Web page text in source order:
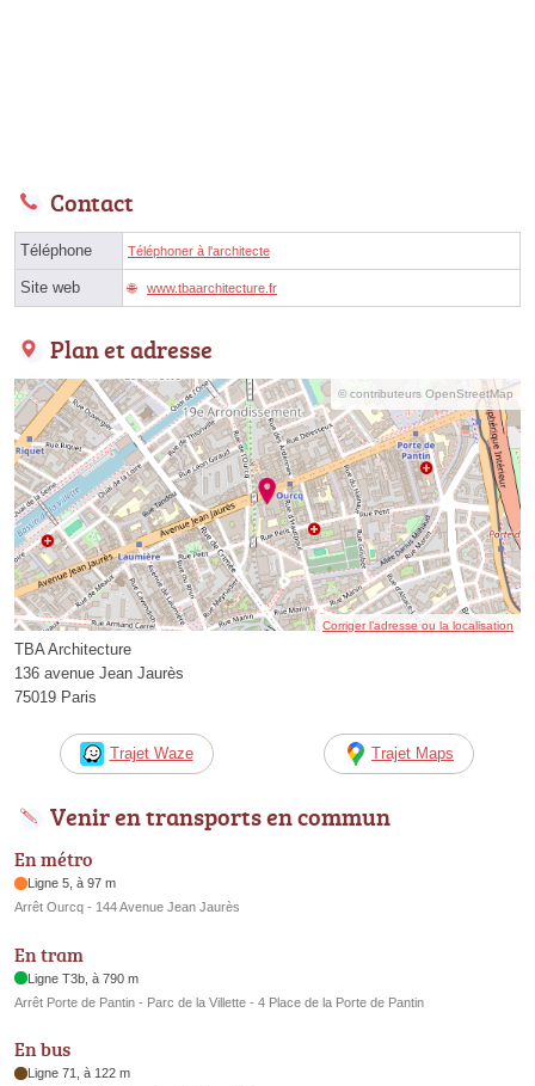
Contact
Téléphone Téléphoner à l'architecte
Site web www.tbaarchitecture.fr
Plan et adresse
© contributeurs OpenStreetMap
Corriger l’adresse ou la localisation
TBA Architecture
136 avenue Jean Jaurès
75019 Paris
Trajet Waze Trajet Maps
Venir en transports en commun
En métro
Ligne 5, à 97 m
Arrêt Ourcq - 144 Avenue Jean Jaurès
En tram
Ligne T3b, à 790 m
Arrêt Porte de Pantin - Parc de la Villette - 4 Place de la Porte de Pantin
En bus
Ligne 71, à 122 m